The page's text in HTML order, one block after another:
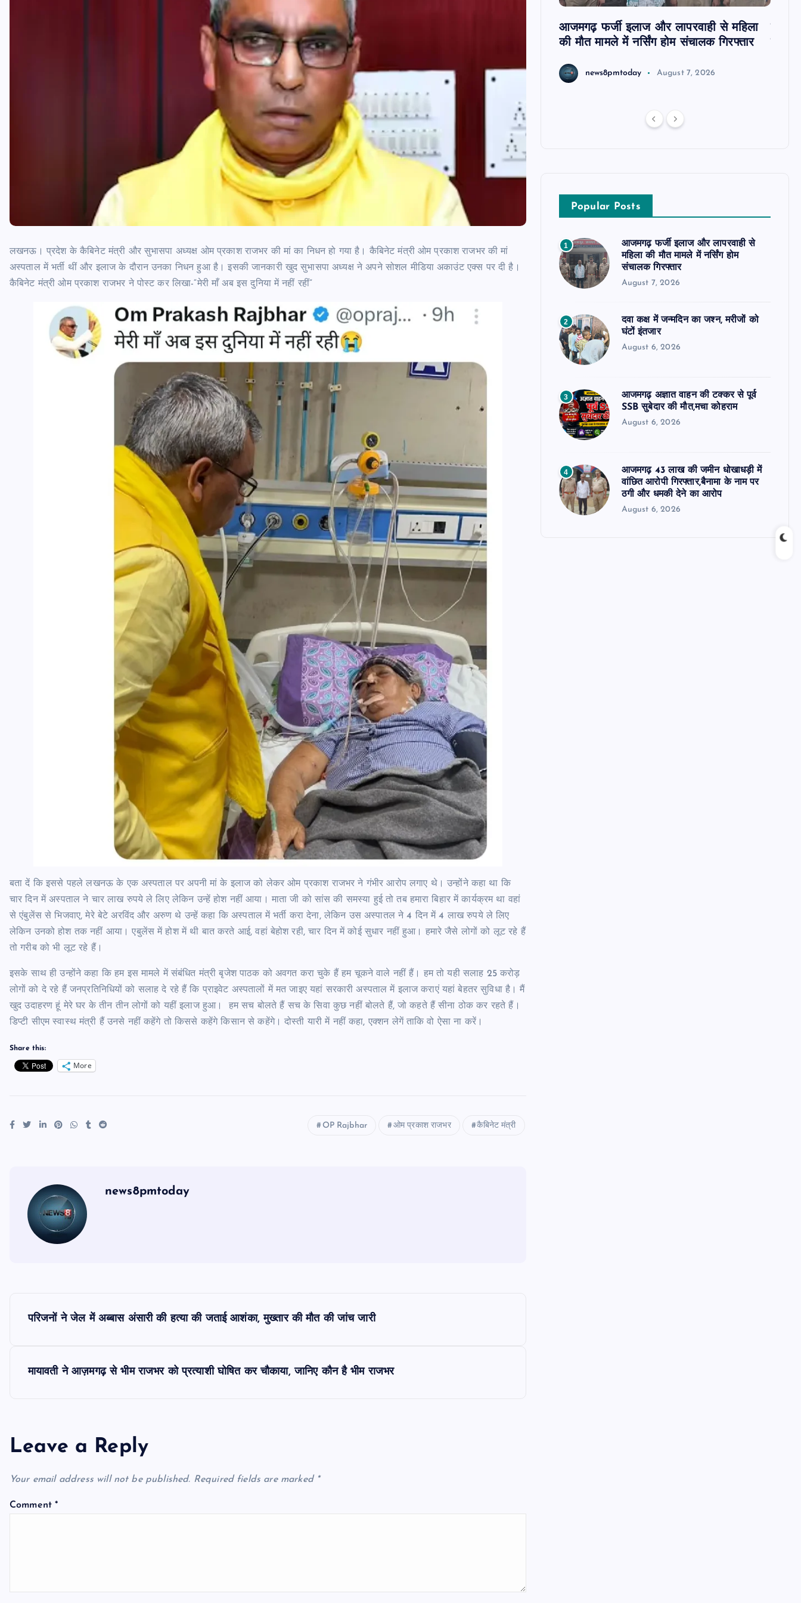
लखनऊ। प्रदेश के कैबिनेट मंत्री और सुभासपा अध्यक्ष ओम प्रकाश राजभर की मां का निधन हो गया है। कैबिनेट मंत्री ओम प्रकाश राजभर की मां
अस्पताल में भर्ती थीं और इलाज के दौरान उनका निधन हुआ है। इसकी जानकारी खुद सुभासपा अध्यक्ष ने अपने सोशल मीडिया अकाउंट एक्स पर दी है।
कैबिनेट मंत्री ओम प्रकाश राजभर ने पोस्ट कर लिखा-“मेरी माँ अब इस दुनिया में नहीं रहीं”
बता दें कि इससे पहले लखनऊ के एक अस्पताल पर अपनी मां के इलाज को लेकर ओम प्रकाश राजभर ने गंभीर आरोप लगाए थे। उन्होंने कहा था कि
चार दिन में अस्पताल ने चार लाख रुपये ले लिए लेकिन उन्हें होश नहीं आया। माता जी को सांस की समस्या हुई तो तब हमारा बिहार में कार्यक्रम था वहां
से एंबुलेंस से भिजवाए, मेरे बेटे अरविंद और अरुण थे उन्हें कहा कि अस्पताल में भर्ती करा देना, लेकिन उस अस्पातल ने 4 दिन में 4 लाख रुपये ले लिए
लेकिन उनको होश तक नहीं आया। एबुलेंस में होश में थी बात करते आई, वहां बेहोश रही, चार दिन में कोई सुधार नहीं हुआ। हमारे जैसे लोगों को लूट रहे हैं
तो गरीब को भी लूट रहे हैं।
इसके साथ ही उन्होंने कहा कि हम इस मामले में संबंधित मंत्री बृजेश पाठक को अवगत करा चुके हैं हम चूकने वाले नहीं हैं। हम तो यही सलाह 25 करोड़
लोगों को दे रहे हैं जनप्रतिनिधियों को सलाह दे रहे हैं कि प्राइवेट अस्पतालों में मत जाइए यहां सरकारी अस्पताल में इलाज कराएं यहां बेहतर सुविधा है। मैं
खुद उदाहरण हूं मेरे घर के तीन तीन लोगों को यहीं इलाज हुआ। हम सच बोलते हैं सच के सिवा कुछ नहीं बोलते हैं, जो कहते हैं सीना ठोक कर रहते हैं।
डिप्टी सीएम स्वास्थ मंत्री हैं उनसे नहीं कहेंगे तो किससे कहेंगे किसान से कहेंगे। दोस्ती यारी में नहीं कहा, एक्शन लेगें ताकि वो ऐसा ना करें।
Share this:
More
OP Rajbhar ओम प्रकाश राजभर कैबिनेट मंत्री
news8pmtoday
n
a
v
परिजनों ने जेल में अब्बास अंसारी की हत्या की जताई आशंका, मुख्तार की मौत की जांच जारी
मायावती ने आज़मगढ़ से भीम राजभर को प्रत्याशी घोषित कर चौकाया, जानिए कौन है भीम राजभर
Leave a Reply
Your email address will not be published. Required fields are marked *
Comment*
आजमगढ़ फर्जी इलाज और लापरवाही से महिला
की मौत मामले में नर्सिंग होम संचालक गिरफ्तार
news8pmtoday August 7, 2026
दवा
इंतजार
Popular Posts
1
आजमगढ़ फर्जी इलाज और लापरवाही से
महिला की मौत मामले में नर्सिंग होम
संचालक गिरफ्तार
August 7, 2026
2
दवा कक्ष में जन्मदिन का जश्न, मरीजों को
घंटों इंतजार
August 6, 2026
3
आजमगढ़ अज्ञात वाहन की टक्कर से पूर्व
SSB सुबेदार की मौत,मचा कोहराम
August 6, 2026
4
आजमगढ़ 43 लाख की जमीन धोखाधड़ी में
वांछित आरोपी गिरफ्तार,बैनामा के नाम पर
ठगी और धमकी देने का आरोप
August 6, 2026